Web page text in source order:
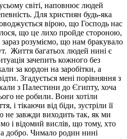
світі, наповнює людей
Для християн будь-яка
вірою, що Господь нас
що це лихо пройде стороною,
зараз розуміємо, що нам бракувало
Життя багатьох людей нині є
зачепить кожного без
за кордон на заробітки, а
Згадується мені порівняння з
з Палестини до Єгипту, хоча
не робили. Вони хотіли
і тікаючи від біди, зустріли її
не завжди виходить так, як ми
і відомий вислів, що тому, хто
добро. Чимало родин нині